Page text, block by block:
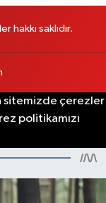
saklıdır.
sitemizde çerezler
politikamızı